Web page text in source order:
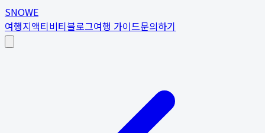
SNOWE
여행지액티비티블로그여행 가이드문의하기